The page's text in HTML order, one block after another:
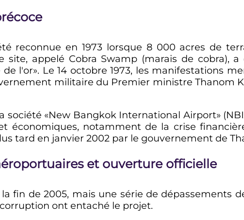
reconnue en 1973 lorsque 8 000 acres de
site, appelé Cobra Swamp (marais de cobra),
l'or». Le 14 octobre 1973, les manifestations
militaire du Premier ministre Thanom
société «New Bangkok International Airport»
économiques, notamment de la crise
tard en janvier 2002 par le gouvernement de
et ouverture officielle
fin de 2005, mais une série de dépassements
ont entaché le projet.